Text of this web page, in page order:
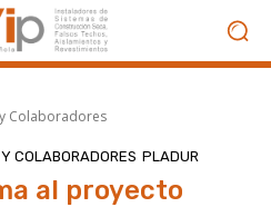
Colaboradores
COLABORADORES PLADUR
al proyecto